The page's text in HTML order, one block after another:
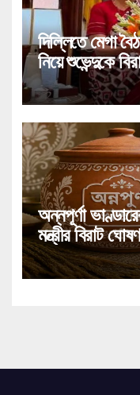
দিল্লিতে মেগা
নিয়ে শুভেন্দুকে
সীতারামণের!
অন্নপূর্ণা
মন্ত্রীর বিরাট